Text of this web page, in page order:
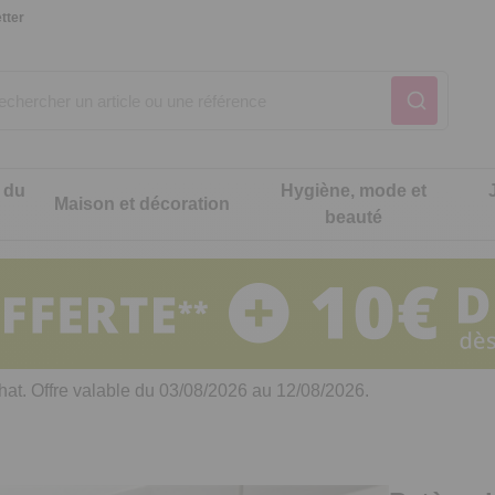
cuisine
Notre produit du
Notre produit du
Maison et décoration
Notre produit du
Hygiène, mode et
beauté
intimité
Notre produit du
Notre produit du
Notre produit du
Offre valable du 03/08/2026 au 12/08/2026.